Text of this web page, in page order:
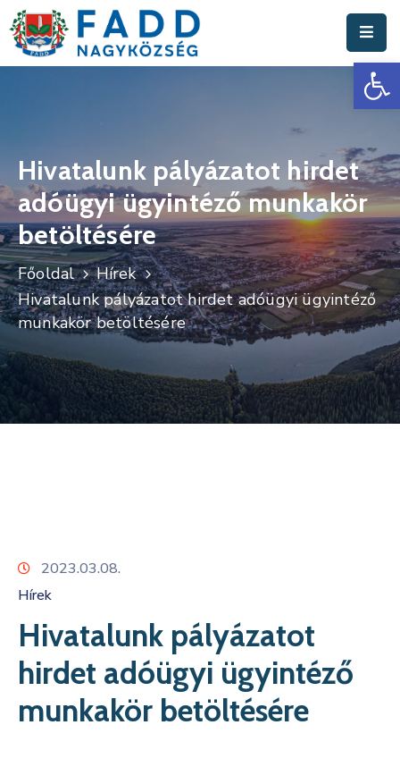
Hivatal
Fadd
Nagyközség
Turisztika
Választási
Információk
Események
Kapcsolat
Hivatalunk pályázatot hirdet
adóügyi ügyintéző munkakör
betöltésére
Főoldal
Hírek
Hivatalunk pályázatot hirdet adóügyi ügyintéző
munkakör betöltésére
2023.03.08.
Hírek
Hivatalunk pályázatot
hirdet adóügyi ügyintéző
munkakör betöltésére